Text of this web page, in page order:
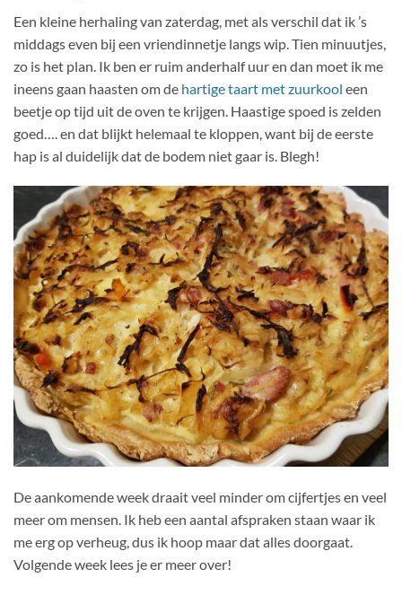
Een kleine herhaling van zaterdag, met als verschil dat ik ’s
middags even bij een vriendinnetje langs wip. Tien minuutjes,
zo is het plan. Ik ben er ruim anderhalf uur en dan moet ik me
ineens gaan haasten om de hartige taart met zuurkool een
beetje op tijd uit de oven te krijgen. Haastige spoed is zelden
goed…. en dat blijkt helemaal te kloppen, want bij de eerste
hap is al duidelijk dat de bodem niet gaar is. Blegh!
De aankomende week draait veel minder om cijfertjes en veel
meer om mensen. Ik heb een aantal afspraken staan waar ik
me erg op verheug, dus ik hoop maar dat alles doorgaat.
Volgende week lees je er meer over!